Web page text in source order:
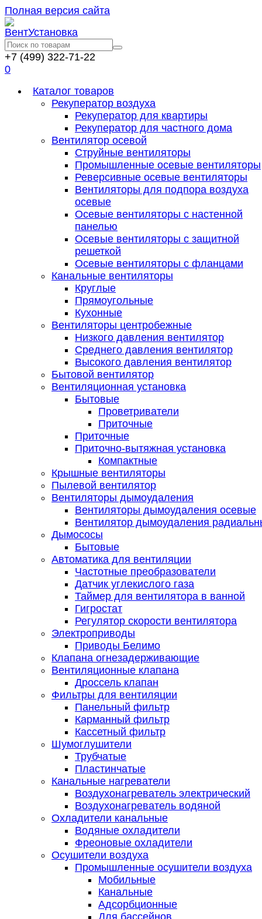
Полная версия сайта
+7 (499) 322-71-22
0
Каталог товаров
Рекуператор воздуха
Рекуператор для квартиры
Рекуператор для частного дома
Вентилятор осевой
Струйные вентиляторы
Промышленные осевые вентиляторы
Реверсивные осевые вентиляторы
Вентиляторы для подпора воздуха
осевые
Осевые вентиляторы с настенной
панелью
Осевые вентиляторы с защитной
решеткой
Осевые вентиляторы с фланцами
Канальные вентиляторы
Круглые
Прямоугольные
Кухонные
Вентиляторы центробежные
Низкого давления вентилятор
Среднего давления вентилятор
Высокого давления вентилятор
Бытовой вентилятор
Вентиляционная установка
Бытовые
Проветриватели
Приточные
Приточные
Приточно-вытяжная установка
Компактные
Крышные вентиляторы
Пылевой вентилятор
Вентиляторы дымоудаления
Вентиляторы дымоудаления осевые
Вентилятор дымоудаления
Дымососы
Бытовые
Автоматика для вентиляции
Частотные преобразователи
Датчик углекислого газа
Таймер для вентилятора в ванной
Гигростат
Регулятор скорости вентилятора
Электроприводы
Приводы Белимо
Клапана огнезадерживающие
Вентиляционные клапана
Дроссель клапан
Фильтры для вентиляции
Панельный фильтр
Карманный фильтр
Кассетный фильтр
Шумоглушители
Трубчатые
Пластинчатые
Канальные нагреватели
Воздухонагреватель электрический
Воздухонагреватель водяной
Охладители канальные
Водяные охладители
Фреоновые охладители
Осушители воздуха
Промышленные осушители воздуха
Мобильные
Канальные
Адсорбционные
Для бассейнов